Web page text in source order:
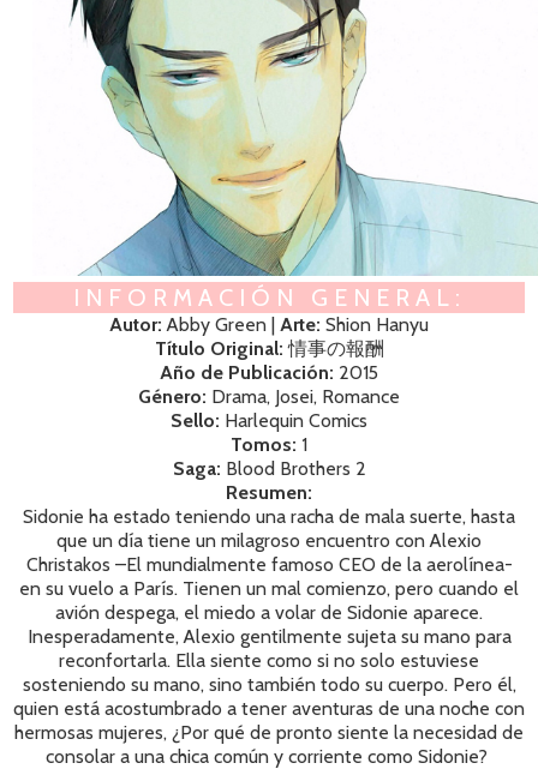
INFORMACIÓN GENERAL:
Autor: Abby Green | Arte: Shion Hanyu
Título Original: 情事の報酬
Año de Publicación: 2015
Género: Drama, Josei, Romance
Sello: Harlequin Comics
Tomos: 1
Saga: Blood Brothers 2
Resumen:
Sidonie ha estado teniendo una racha de mala suerte, hasta
que un día tiene un milagroso encuentro con Alexio
Christakos –El mundialmente famoso CEO de la aerolínea-
en su vuelo a París. Tienen un mal comienzo, pero cuando el
avión despega, el miedo a volar de Sidonie aparece.
Inesperadamente, Alexio gentilmente sujeta su mano para
reconfortarla. Ella siente como si no solo estuviese
sosteniendo su mano, sino también todo su cuerpo. Pero él,
quien está acostumbrado a tener aventuras de una noche con
hermosas mujeres, ¿Por qué de pronto siente la necesidad de
consolar a una chica común y corriente como Sidonie?